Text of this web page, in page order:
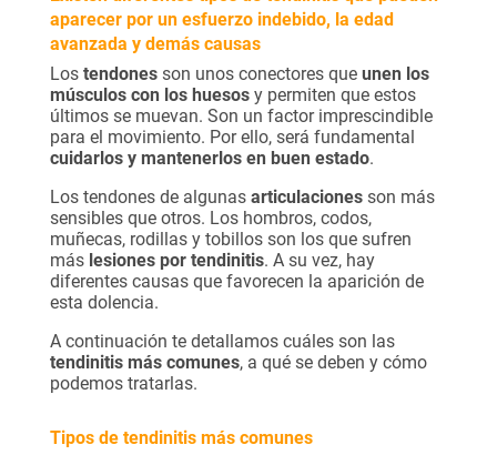
aparecer por un esfuerzo indebido, la edad
avanzada y demás causas
Los tendones son unos conectores que unen los
músculos con los huesos y permiten que estos
últimos se muevan. Son un factor imprescindible
para el movimiento. Por ello, será fundamental
cuidarlos y mantenerlos en buen estado.
Los tendones de algunas articulaciones son más
sensibles que otros. Los hombros, codos,
muñecas, rodillas y tobillos son los que sufren
más lesiones por tendinitis. A su vez, hay
diferentes causas que favorecen la aparición de
esta dolencia.
A continuación te detallamos cuáles son las
tendinitis más comunes, a qué se deben y cómo
podemos tratarlas.
Tipos de tendinitis más comunes